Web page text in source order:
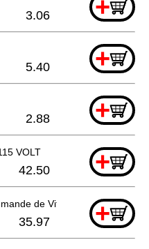
+
3.06
+
5.40
+
2.88
VOLT +
42.50
de Vitesse (2p) 220v-240v
+
35.97